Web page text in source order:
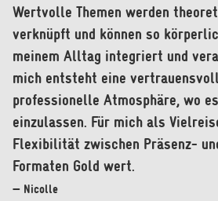
Wertvolle Themen werden
verknüpft und können so
meinem Alltag integriert und
mich entsteht eine
professionelle Atmosphäre, wo
einzulassen. Für mich als
Flexibilität zwischen Präsenz-
Formaten Gold wert.
— Nicolle
bodenständige und körperlich
bisweilen fordernde Praxis
und geerdet. Die gute
Studios hilft zudem auch in Zeiten
anderen Versuchungen dabei zu
— Steffen
Hier wird man nicht nach seinem
Biegsamkeit oder anhand des
finde ich, dass man rechtzeitig
nachholen kann.
— Franzi